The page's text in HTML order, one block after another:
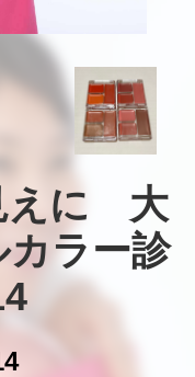
に　大
ラー診